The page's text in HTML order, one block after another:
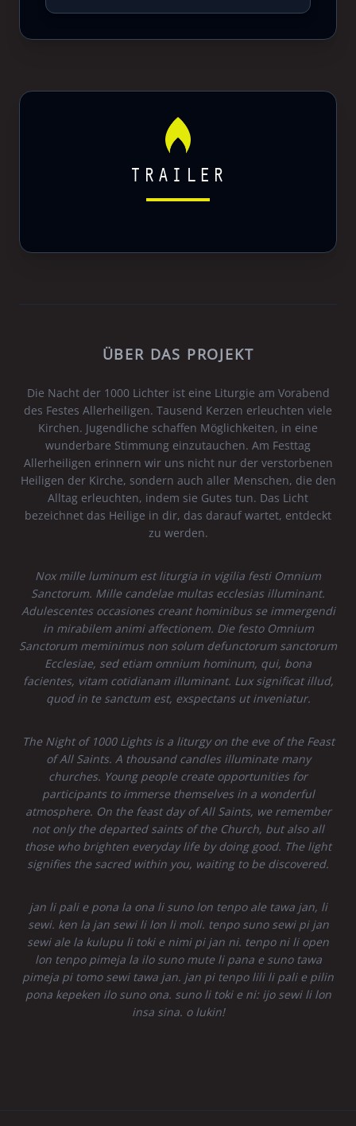
TRAILER
ÜBER DAS PROJEKT
Die Nacht der 1000 Lichter ist eine Liturgie am Vorabend
des Festes Allerheiligen. Tausend Kerzen erleuchten viele
Kirchen. Jugendliche schaffen Möglichkeiten, in eine
wunderbare Stimmung einzutauchen. Am Festtag
Allerheiligen erinnern wir uns nicht nur der verstorbenen
Heiligen der Kirche, sondern auch aller Menschen, die den
Alltag erleuchten, indem sie Gutes tun. Das Licht
bezeichnet das Heilige in dir, das darauf wartet, entdeckt
zu werden.
Nox mille luminum est liturgia in vigilia festi Omnium
Sanctorum. Mille candelae multas ecclesias illuminant.
Adulescentes occasiones creant hominibus se immergendi
in mirabilem animi affectionem. Die festo Omnium
Sanctorum meminimus non solum defunctorum sanctorum
Ecclesiae, sed etiam omnium hominum, qui, bona
facientes, vitam cotidianam illuminant. Lux significat illud,
quod in te sanctum est, exspectans ut inveniatur.
The Night of 1000 Lights is a liturgy on the eve of the Feast
of All Saints. A thousand candles illuminate many
churches. Young people create opportunities for
participants to immerse themselves in a wonderful
atmosphere. On the feast day of All Saints, we remember
not only the departed saints of the Church, but also all
those who brighten everyday life by doing good. The light
signifies the sacred within you, waiting to be discovered.
jan li pali e pona la ona li suno lon tenpo ale tawa jan, li
sewi. ken la jan sewi li lon li moli. tenpo suno sewi pi jan
sewi ale la kulupu li toki e nimi pi jan ni. tenpo ni li open
lon tenpo pimeja la ilo suno mute li pana e suno tawa
pimeja pi tomo sewi tawa jan. jan pi tenpo lili li pali e pilin
pona kepeken ilo suno ona. suno li toki e ni: ijo sewi li lon
insa sina. o lukin!